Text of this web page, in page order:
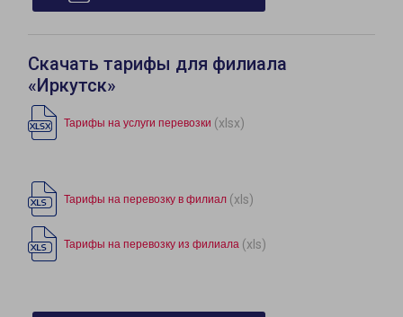
Скачать тарифы для филиала
«Иркутск»
Тарифы на услуги перевозки (xlsx)
Тарифы на перевозку в филиал (xls)
Тарифы на перевозку из филиала (xls)